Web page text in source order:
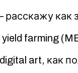
farming
art, как